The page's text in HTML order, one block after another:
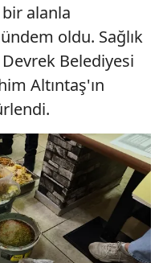
alanla
oldu. Sağlık
Belediyesi
Altıntaş'ın